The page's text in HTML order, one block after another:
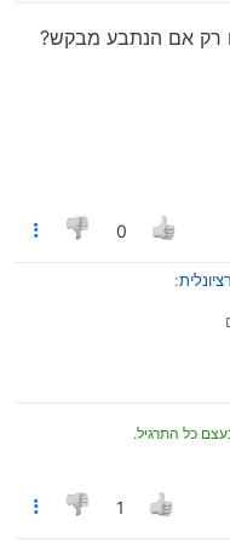
רק אם הנתבע מבקש?
0
:
כל התרגיל.
1